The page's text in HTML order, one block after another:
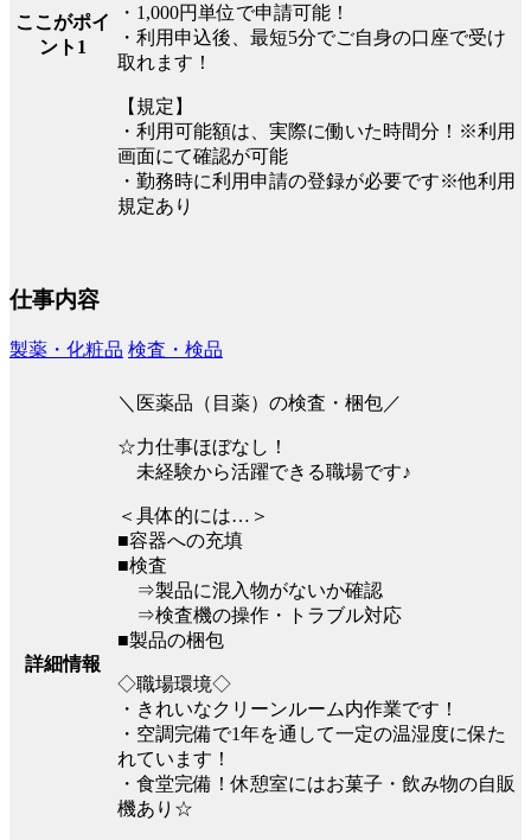
ここがポイ
ント1
・1,000円単位で申請可能！
・利用申込後、最短5分でご自身の口座で受け
取れます！
【規定】
・利用可能額は、実際に働いた時間分！※利用
画面にて確認が可能
・勤務時に利用申請の登録が必要です※他利用
規定あり
仕事内容
製薬・化粧品 検査・検品
詳細情報
＼医薬品（目薬）の検査・梱包／
☆力仕事ほぼなし！
未経験から活躍できる職場です♪
＜具体的には…＞
■容器への充填
■検査
⇒製品に混入物がないか確認
⇒検査機の操作・トラブル対応
■製品の梱包
◇職場環境◇
・きれいなクリーンルーム内作業です！
・空調完備で1年を通して一定の温湿度に保た
れています！
・食堂完備！休憩室にはお菓子・飲み物の自販
機あり☆